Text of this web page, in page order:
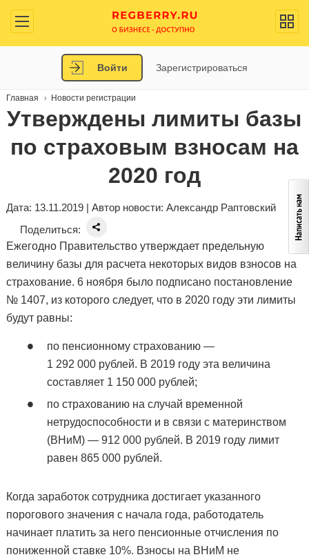
Войти Зарегистрироваться
Главная Новости регистрации
Утверждены лимиты базы
по страховым взносам на
2020 год
Дата: 13.11.2019 | Автор новости: Александр Раптовский
Поделиться:
Ежегодно Правительство утверждает предельную
величину базы для расчета некоторых видов взносов на
страхование. 6 ноября было подписано постановление
№ 1407, из которого следует, что в 2020 году эти лимиты
будут равны:
по пенсионному страхованию —
1 292 000 рублей. В 2019 году эта величина
составляет 1 150 000 рублей;
по страхованию на случай временной
нетрудоспособности и в связи с материнством
(ВНиМ) — 912 000 рублей. В 2019 году лимит
равен 865 000 рублей.
Когда заработок сотрудника достигает указанного
порогового значения с начала года, работодатель
начинает платить за него пенсионные отчисления по
пониженной ставке 10%. Взносы на ВНиМ не